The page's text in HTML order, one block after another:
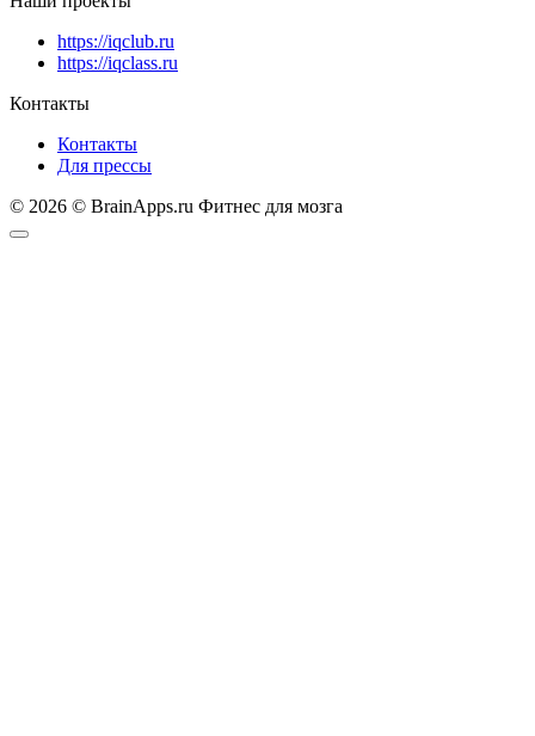
https://iqclub.ru
https://iqclass.ru
Контакты
Контакты
Для прессы
© 2026 © BrainApps.ru Фитнес для мозга